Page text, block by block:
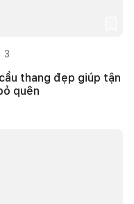
3
thang đẹp giúp tận
quên